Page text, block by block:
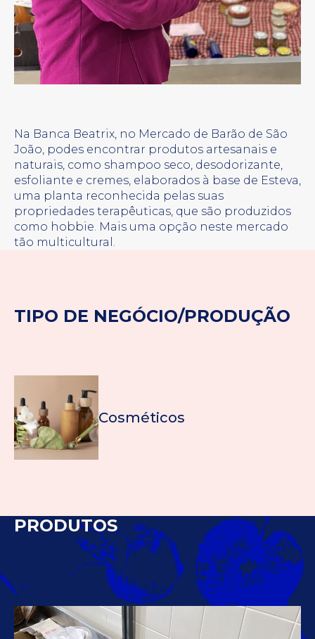
Na Banca Beatrix, no Mercado de Barão de São
João, podes encontrar produtos artesanais e
naturais, como shampoo seco, desodorizante,
esfoliante e cremes, elaborados à base de Esteva,
uma planta reconhecida pelas suas
propriedades terapêuticas, que são produzidos
como hobbie. Mais uma opção neste mercado
tão multicultural.
TIPO DE NEGÓCIO/PRODUÇÃO
Cosméticos
PRODUTOS